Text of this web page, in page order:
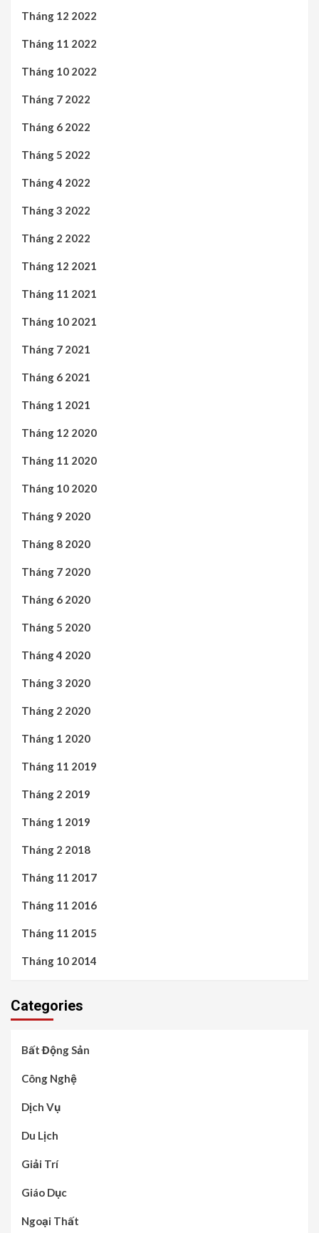
Tháng 12 2022
Tháng 11 2022
Tháng 10 2022
Tháng 7 2022
Tháng 6 2022
Tháng 5 2022
Tháng 4 2022
Tháng 3 2022
Tháng 2 2022
Tháng 12 2021
Tháng 11 2021
Tháng 10 2021
Tháng 7 2021
Tháng 6 2021
Tháng 1 2021
Tháng 12 2020
Tháng 11 2020
Tháng 10 2020
Tháng 9 2020
Tháng 8 2020
Tháng 7 2020
Tháng 6 2020
Tháng 5 2020
Tháng 4 2020
Tháng 3 2020
Tháng 2 2020
Tháng 1 2020
Tháng 11 2019
Tháng 2 2019
Tháng 1 2019
Tháng 2 2018
Tháng 11 2017
Tháng 11 2016
Tháng 11 2015
Tháng 10 2014
Categories
Bất Động Sản
Công Nghệ
Dịch Vụ
Du Lịch
Giải Trí
Giáo Dục
Ngoại Thất